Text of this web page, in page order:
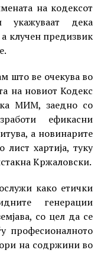
на кодексот
укажуваат дека
клучен предизвик
што ве очекува во
на новиот Кодекс
МИМ, заедно со
ефикасни
а новинарите
хартија, туку
Кржаловски.
како етички
генерации
со цел да се
професионалното
на содржини во